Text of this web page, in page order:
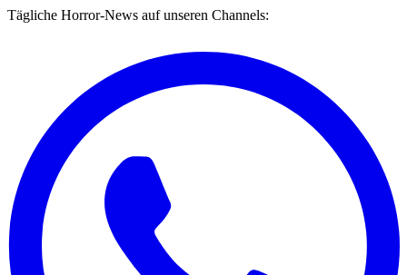
Tägliche Horror-News auf unseren Channels: